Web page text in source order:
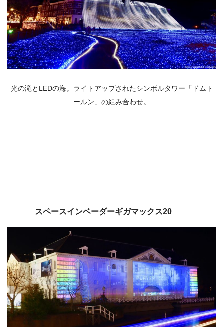
光の滝とLEDの海。ライトアップされたシンボルタワー「ドムト
ールン」の組み合わせ。
スペースインベーダーギガマックス20